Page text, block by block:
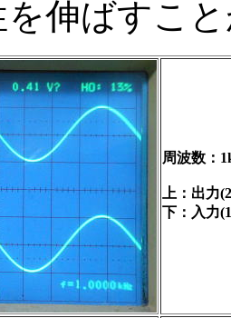
を伸ばすこ
周波数：
上：出力
下：入力